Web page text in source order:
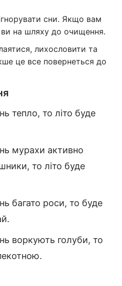
сни. Якщо вам
на шляху до очищення.
лихословити та
це все повернеться до
тепло, то літо буде
мурахи активно
то літо буде
багато роси, то буде
воркують голуби, то